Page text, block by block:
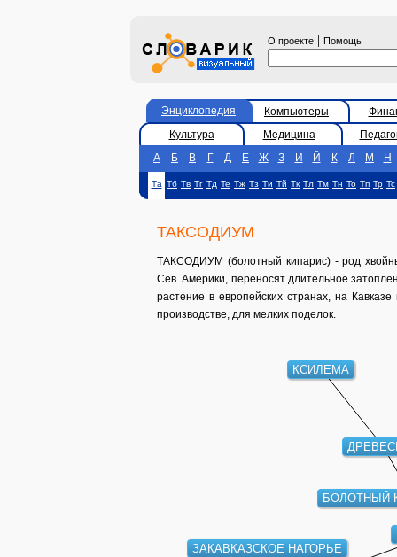
О проекте | Помощь
Энциклопедия Компьютеры
Культура
Медицина
А
Б В Г Д Е Ж З И Й К Л М Н
Та Тб Тв Тг Тд Те Тж Тз Ти Тй Тк Тл Тм Тн То Тп Тр Тс
ТАКСОДИУМ
ТАКСОДИУМ (болотный кипарис) - род
Сев. Америки, переносят длительное
растение в европейских странах, на
производстве, для мелких поделок.
БОЛОТНЫЙ
КСИЛЕМА
ЗАКАВКАЗСКОЕ НАГОРЬЕ